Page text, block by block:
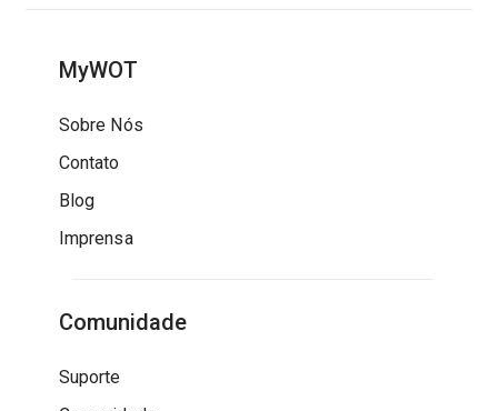
MyWOT
Sobre Nós
Contato
Blog
Imprensa
Comunidade
Suporte